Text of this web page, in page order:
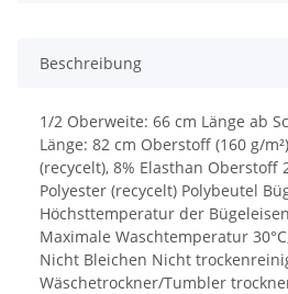
Beschreibung
1/2 Oberweite: 66 cm Länge ab
Länge: 82 cm Oberstoff (160 g/
(recycelt), 8% Elasthan Oberstoff
Polyester (recycelt) Polybeutel
Höchsttemperatur der
Maximale Waschtemperatur
Nicht Bleichen Nicht
Wäschetrockner/Tumbler